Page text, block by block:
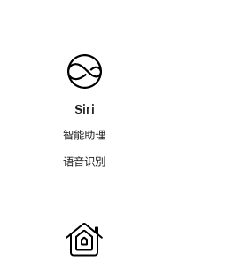
Siri
智能助理
语音识别